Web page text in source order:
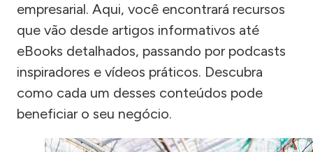
empresarial. Aqui, você encontrará recursos
que vão desde artigos informativos até
eBooks detalhados, passando por podcasts
inspiradores e vídeos práticos. Descubra
como cada um desses conteúdos pode
beneficiar o seu negócio.